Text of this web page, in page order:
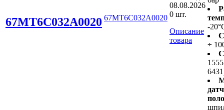
67MT6C032A0020 67MT6C032A0020
08.08.2026
0 шт.
Описание
товара
-
÷